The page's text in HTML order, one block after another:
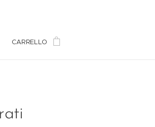
CARRELLO